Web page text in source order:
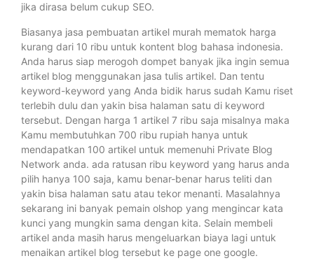
jika dirasa belum cukup SEO.
Biasanya jasa pembuatan artikel murah mematok harga
kurang dari 10 ribu untuk kontent blog bahasa indonesia.
Anda harus siap merogoh dompet banyak jika ingin semua
artikel blog menggunakan jasa tulis artikel. Dan tentu
keyword-keyword yang Anda bidik harus sudah Kamu riset
terlebih dulu dan yakin bisa halaman satu di keyword
tersebut. Dengan harga 1 artikel 7 ribu saja misalnya maka
Kamu membutuhkan 700 ribu rupiah hanya untuk
mendapatkan 100 artikel untuk memenuhi Private Blog
Network anda. ada ratusan ribu keyword yang harus anda
pilih hanya 100 saja, kamu benar-benar harus teliti dan
yakin bisa halaman satu atau tekor menanti. Masalahnya
sekarang ini banyak pemain olshop yang mengincar kata
kunci yang mungkin sama dengan kita. Selain membeli
artikel anda masih harus mengeluarkan biaya lagi untuk
menaikan artikel blog tersebut ke page one google.